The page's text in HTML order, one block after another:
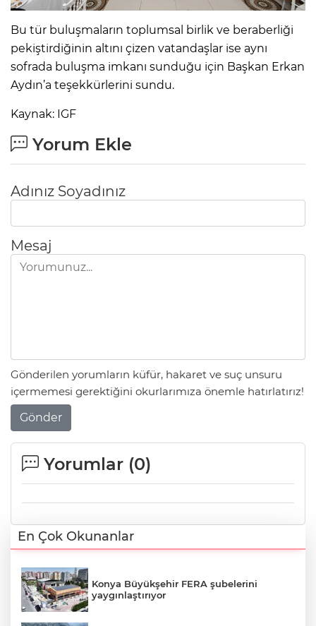
Bu tür buluşmaların toplumsal birlik ve beraberliği
pekiştirdiğinin altını çizen vatandaşlar ise aynı
sofrada buluşma imkanı sunduğu için Başkan Erkan
Aydın’a teşekkürlerini sundu.
Kaynak: IGF
Yorum Ekle
Adınız Soyadınız
Mesaj
Gönderilen yorumların küfür, hakaret ve suç unsuru
içermemesi gerektiğini okurlarımıza önemle hatırlatırız!
Gönder
Yorumlar (0)
En Çok Okunanlar
Konya Büyükşehir FERA şubelerini
yaygınlaştırıyor